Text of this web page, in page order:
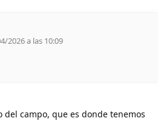
2026 a las 10:09
del campo, que es donde tenemos